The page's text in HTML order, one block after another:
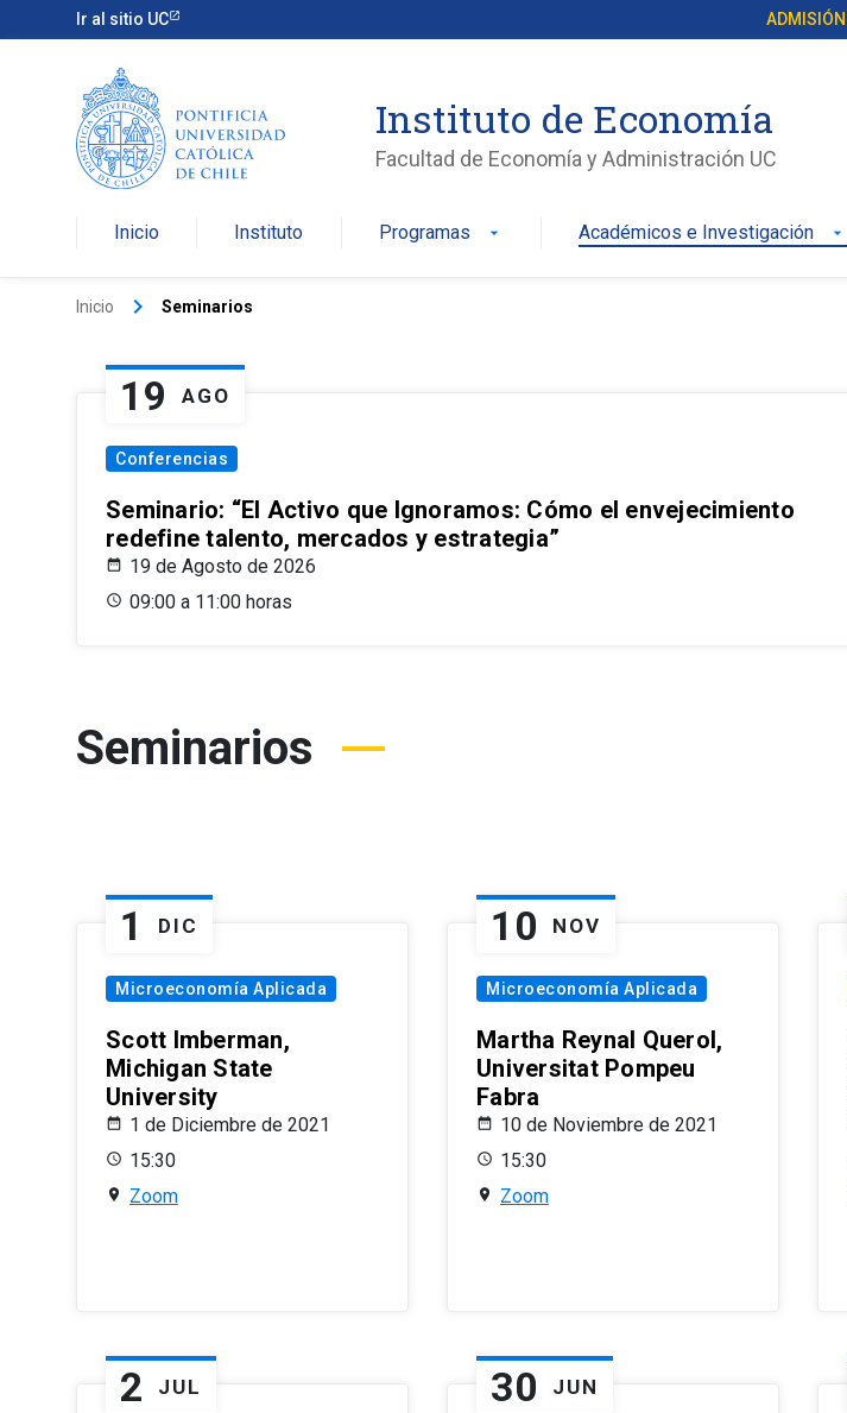
Ir al sitio UC ADMISIÓN
Instituto de Economía
Facultad de Economía y Administración UC
Inicio Instituto Programas arrow_drop_down Académicos e Investigación arrow_drop_down
Inicio keyboard_arrow_right Seminarios
19 AGO
Conferencias
Seminario: “El Activo que Ignoramos: Cómo el envejecimiento
redefine talento, mercados y estrategia”
19 de Agosto de 2026
09:00 a 11:00 horas
Seminarios
1 DIC
Microeconomía Aplicada
Scott Imberman,
Michigan State
University
1 de Diciembre de 2021
15:30
Zoom
10 NOV
Microeconomía Aplicada
Martha Reynal Querol,
Universitat Pompeu
Fabra
10 de Noviembre de 2021
15:30
Zoom
2 JUL 30 JUN